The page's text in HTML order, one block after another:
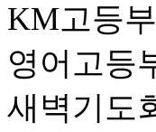
KM고등
영어고등
새벽기도